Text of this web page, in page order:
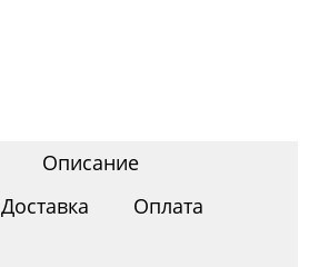
Описание
Доставка
Оплата